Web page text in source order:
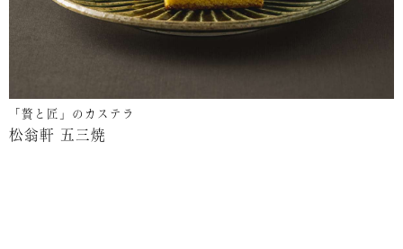
「贅と匠」のカステラ
松翁軒 五三焼